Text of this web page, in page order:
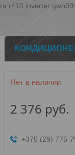
r410 inverter
КОНДИЦИОНЕР
Нет в наличии
2 376 руб.
+375 (29) 775-